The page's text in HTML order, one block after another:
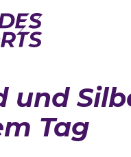
Stars
Programm
und
Tag